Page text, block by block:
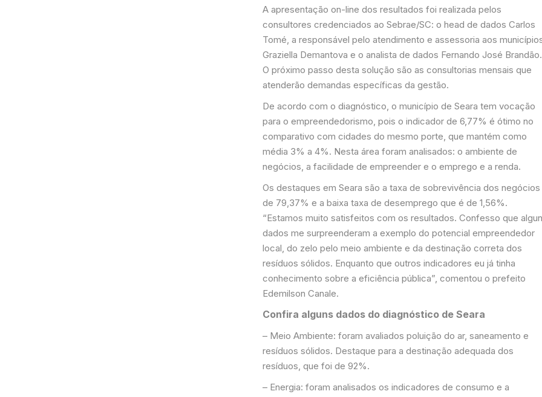
A apresentação on-line dos resultados foi realizada pelos
consultores credenciados ao Sebrae/SC: o head de dados Carlos
Tomé, a responsável pelo atendimento e assessoria aos
Graziella Demantova e o analista de dados Fernando José Brandão.
O próximo passo desta solução são as consultorias mensais que
atenderão demandas específicas da gestão.
De acordo com o diagnóstico, o município de Seara tem vocação
para o empreendedorismo, pois o indicador de 6,77% é ótimo no
comparativo com cidades do mesmo porte, que mantém como
média 3% a 4%. Nesta área foram analisados: o ambiente de
negócios, a facilidade de empreender e o emprego e a renda.
Os destaques em Seara são a taxa de sobrevivência dos negócios
de 79,37% e a baixa taxa de desemprego que é de 1,56%.
“Estamos muito satisfeitos com os resultados. Confesso que
dados me surpreenderam a exemplo do potencial empreendedor
local, do zelo pelo meio ambiente e da destinação correta dos
resíduos sólidos. Enquanto que outros indicadores eu já tinha
conhecimento sobre a eficiência pública”, comentou o prefeito
Edemilson Canale.
Confira alguns dados do diagnóstico de Seara
– Meio Ambiente: foram avaliados poluição do ar, saneamento e
resíduos sólidos. Destaque para a destinação adequada dos
resíduos, que foi de 92%.
– Energia: foram analisados os indicadores de consumo e a